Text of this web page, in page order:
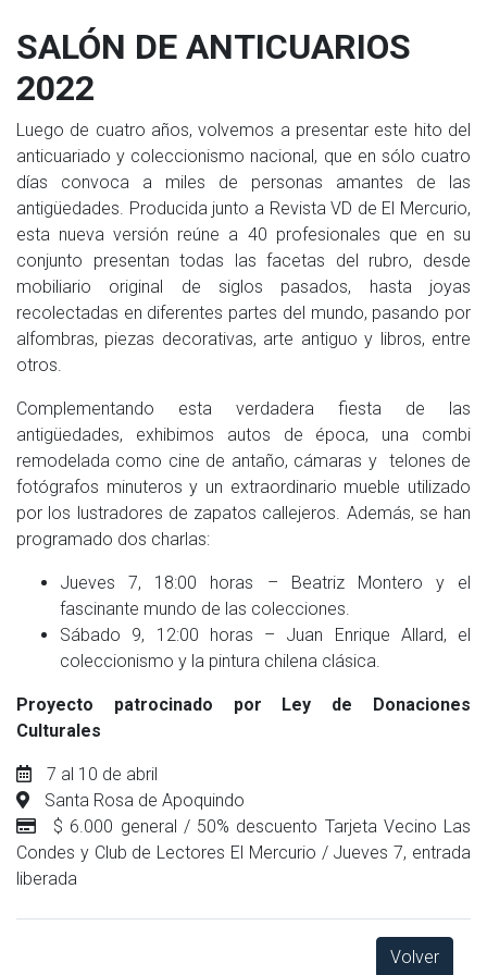
SALÓN DE ANTICUARIOS
2022
Luego de cuatro años, volvemos a presentar este hito del
anticuariado y coleccionismo nacional, que en sólo cuatro
días convoca a miles de personas amantes de las
antigüedades. Producida junto a Revista VD de El Mercurio,
esta nueva versión reúne a 40 profesionales que en su
conjunto presentan todas las facetas del rubro, desde
mobiliario original de siglos pasados, hasta joyas
recolectadas en diferentes partes del mundo, pasando por
alfombras, piezas decorativas, arte antiguo y libros, entre
otros.
Complementando esta verdadera fiesta de las
antigüedades, exhibimos autos de época, una combi
remodelada como cine de antaño, cámaras y telones de
fotógrafos minuteros y un extraordinario mueble utilizado
por los lustradores de zapatos callejeros. Además, se han
programado dos charlas:
Jueves 7, 18:00 horas – Beatriz Montero y el
fascinante mundo de las colecciones.
Sábado 9, 12:00 horas – Juan Enrique Allard, el
coleccionismo y la pintura chilena clásica.
Proyecto patrocinado por Ley de Donaciones
Culturales
7 al 10 de abril
Santa Rosa de Apoquindo
$ 6.000 general / 50% descuento Tarjeta Vecino Las
Condes y Club de Lectores El Mercurio / Jueves 7, entrada
liberada
Volver